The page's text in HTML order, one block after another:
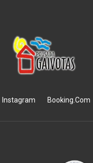
Instagram Booking.Com